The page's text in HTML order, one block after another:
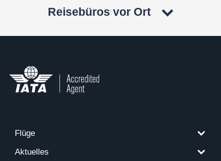
Reisebüros vor Ort
Flüge
Aktuelles